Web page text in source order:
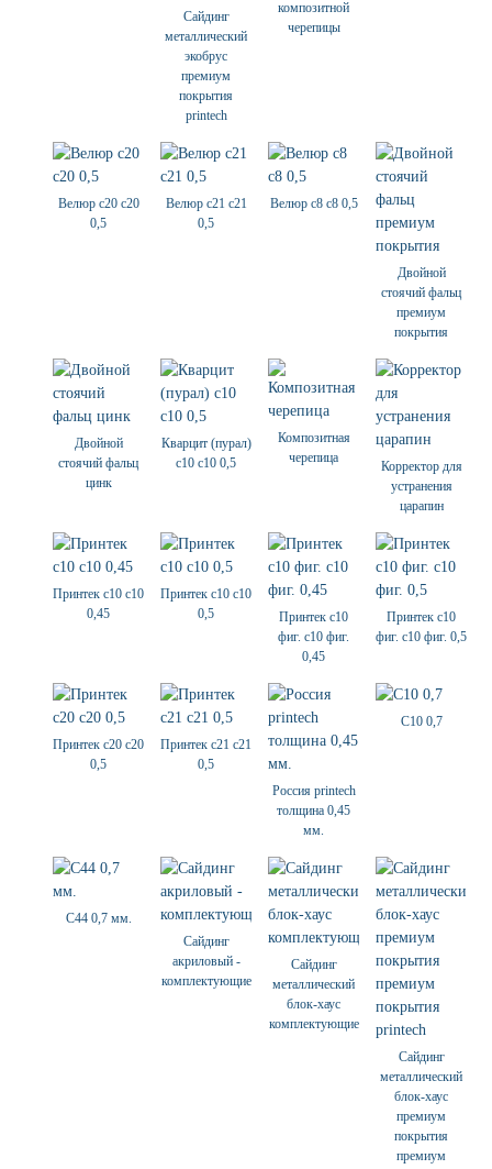
Сайдинг
металлический
экобрус
премиум
покрытия
printech
композитной
черепицы
Велюр с20 с20
0,5
Велюр с21 с21
0,5
Велюр с8 с8 0,5
Двойной
стоячий фальц
премиум
покрытия
Двойной
стоячий фальц
цинк
Кварцит (пурал)
с10 с10 0,5
Композитная
черепица
Корректор для
устранения
царапин
Принтек с10 с10
0,45
Принтек с10 с10
0,5
Принтек с10
фиг. с10 фиг.
0,45
Принтек с10
фиг. с10 фиг. 0,5
Принтек с20 с20
0,5
Принтек с21 с21
0,5
Россия printech
толщина 0,45
мм.
С10 0,7
С44 0,7 мм.
Сайдинг
акриловый -
комплектующие
Сайдинг
металлический
блок-хаус
комплектующие
Сайдинг
металлический
блок-хаус
премиум
покрытия
премиум